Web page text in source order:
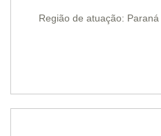
Região de atuação: Paraná